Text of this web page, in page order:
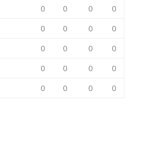
0 0 0
0
0 0 0
0
0 0 0
0
0 0 0
0
0 0 0 0